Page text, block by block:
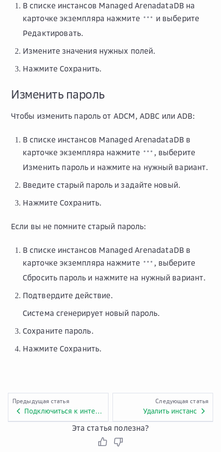
В списке инстансов Managed ArenadataDB на
карточке экземпляра нажмите
и выберите
Редактировать.
Измените значения нужных полей.
Нажмите Сохранить.
Изменить пароль
Чтобы изменить пароль от ADCM, ADBC или ADB:
В списке инстансов Managed ArenadataDB в
карточке экземпляра нажмите
, выберите
Изменить пароль и нажмите на нужный вариант.
Введите старый пароль и задайте новый.
Нажмите Сохранить.
Если вы не помните старый пароль:
В списке инстансов Managed ArenadataDB в
карточке экземпляра нажмите
, выберите
Сбросить пароль и нажмите на нужный вариант.
Подтвердите действие.
Система сгенерирует новый пароль.
Сохраните пароль.
Нажмите Сохранить.
Предыдущая статья
Подключиться к интерфейсам ADB
Следующая статья
Удалить инстанс
Эта статья полезна?